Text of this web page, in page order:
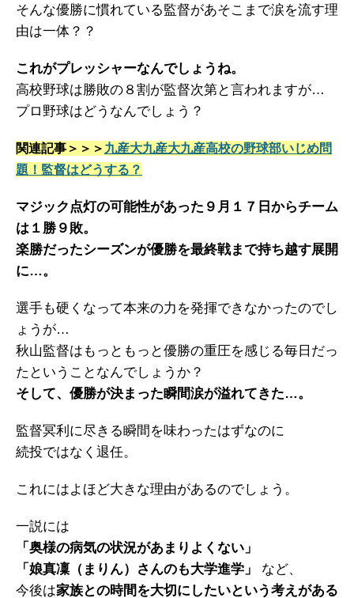
そんな優勝に慣れている監督があそこまで涙を流す理
由は一体？？
これがプレッシャーなんでしょうね。
高校野球は勝敗の８割が監督次第と言われますが…
プロ野球はどうなんでしょう？
関連記事＞＞＞ 九産大九産大九産高校の野球部いじめ問
題！監督はどうする？
マジック点灯の可能性があった９月１７日からチーム
は１勝９敗。
楽勝だったシーズンが優勝を最終戦まで持ち越す展開
に…。
選手も硬くなって本来の力を発揮できなかったのでし
ょうが…
秋山監督はもっともっと優勝の重圧を感じる毎日だっ
たということなんでしょうか？
そして、優勝が決まった瞬間涙が溢れてきた…。
監督冥利に尽きる瞬間を味わったはずなのに
続投ではなく退任。
これにはよほど大きな理由があるのでしょう。
一説には
「奥様の病気の状況があまりよくない」
「娘真凜（まりん）さんのも大学進学」
など、
今後は家族との時間を大切にしたいという考えがある